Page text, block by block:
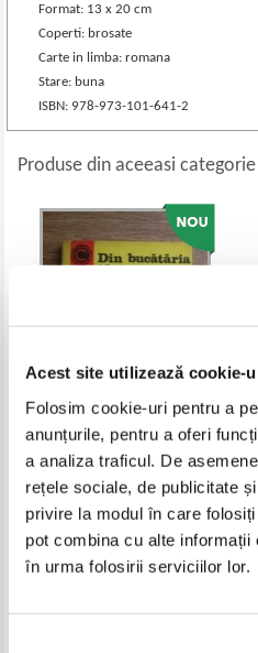
Acest site utilizează cookie-
Folosim cookie-uri pentru a
anunțurile, pentru a oferi
a analiza traficul. De
rețele sociale, de publicitate
privire la modul în care
pot combina cu alte
în urma folosirii serviciilor lor.
Format: 13 x 20 cm
Coperti: brosate
Carte in limba: romana
Stare: buna
ISBN: 978-973-101-641-2
Produse din aceeasi categorie
taraneasca traditionala
Pret:26,00 Lei
Adaugă în coș